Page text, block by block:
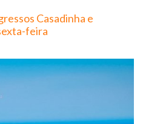
Casadinha e
feira